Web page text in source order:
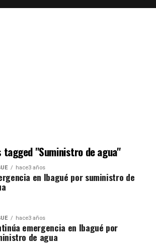
tagged "Suministro de agua"
hace3 años
en Ibagué por suministro de
hace3 años
emergencia en Ibagué por
de agua